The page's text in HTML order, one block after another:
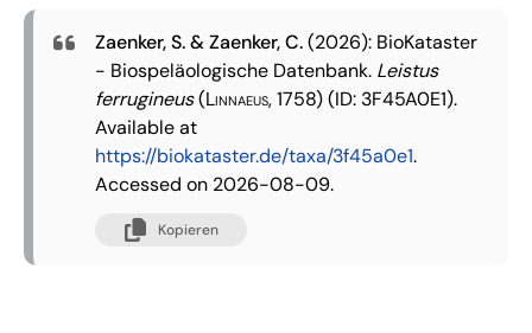
Zaenker, S. & Zaenker, C.(2026): BioKataster
- Biospeläologische Datenbank. Leistus
ferrugineus(Linnaeus, 1758)(ID: 3F45A0E1).
Available at
https://biokataster.de/taxa/3f45a0e1.
Accessed on 2026-08-09.
Kopieren